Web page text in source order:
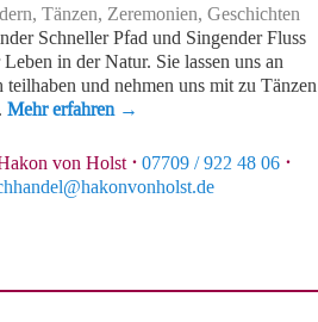
Tänzen, Zeremonien, Geschichten
Schneller Pfad und Singender Fluss
in der Natur. Sie lassen uns an
teilhaben und nehmen uns mit zu Tänzen
Mehr erfahren →
von Holst· 07709 / 922 48 06 ·